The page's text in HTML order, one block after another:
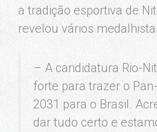
a tradição esportiva de
revelou vários
– A candidatura Rio-
forte para trazer o
2031 para o Brasil.
dar tudo certo e